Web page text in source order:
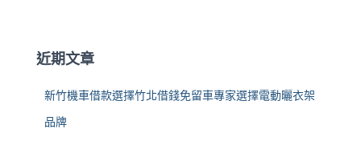
:近期文章
新竹機車借款選擇竹北借錢免留車專家選擇電動曬衣架
品牌